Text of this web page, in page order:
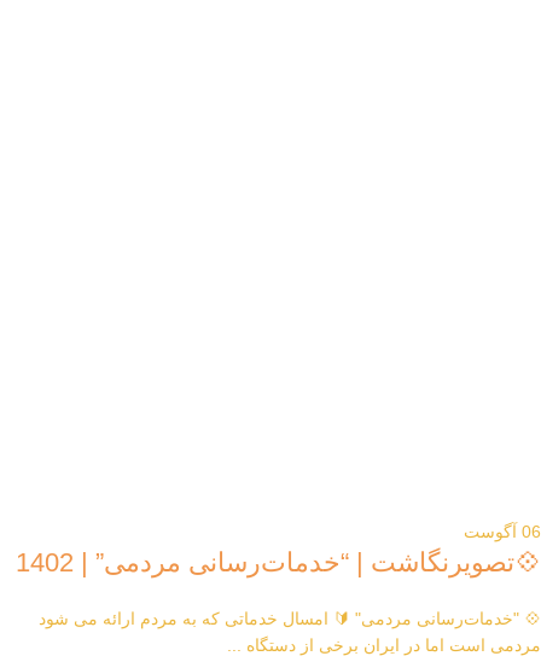
06 آگوست
💠تصویرنگاشت | “خدمات‌رسانی مردمی” | 1402
💠 "خدمات‌رسانی مردمی" 🔰 امسال خدماتی که به مردم ارائه می شود
مردمی است اما در ایران برخی از دستگاه ...